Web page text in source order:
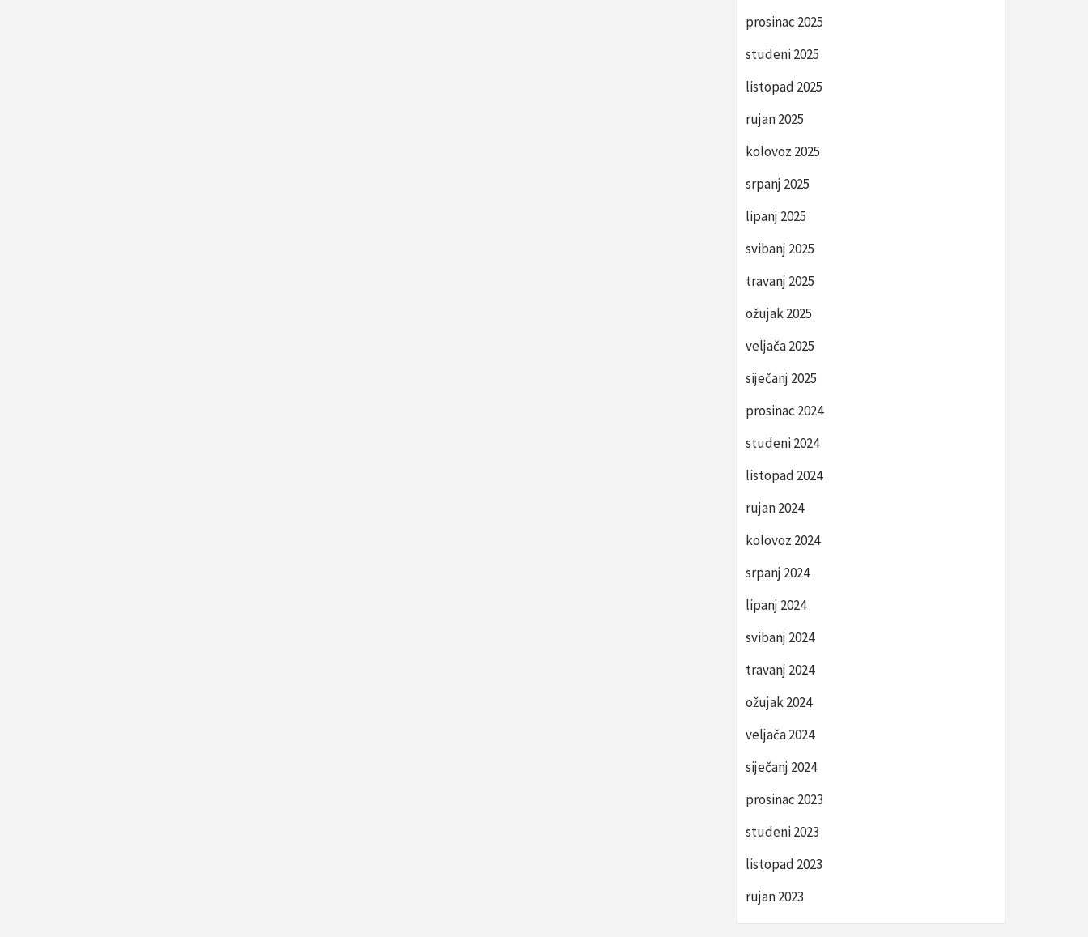
prosinac 2025
studeni 2025
listopad 2025
rujan 2025
kolovoz 2025
srpanj 2025
lipanj 2025
svibanj 2025
travanj 2025
ožujak 2025
veljača 2025
siječanj 2025
prosinac 2024
studeni 2024
listopad 2024
rujan 2024
kolovoz 2024
srpanj 2024
lipanj 2024
svibanj 2024
travanj 2024
ožujak 2024
veljača 2024
siječanj 2024
prosinac 2023
studeni 2023
listopad 2023
rujan 2023